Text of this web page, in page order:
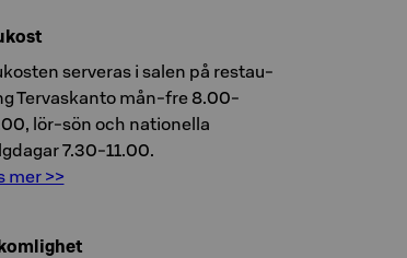
ser­ve­ras i salen på re­stau­
Tervaskanto mån-fre 8.00-
lör-sön och nationella
7.30-11.00.
mer >>